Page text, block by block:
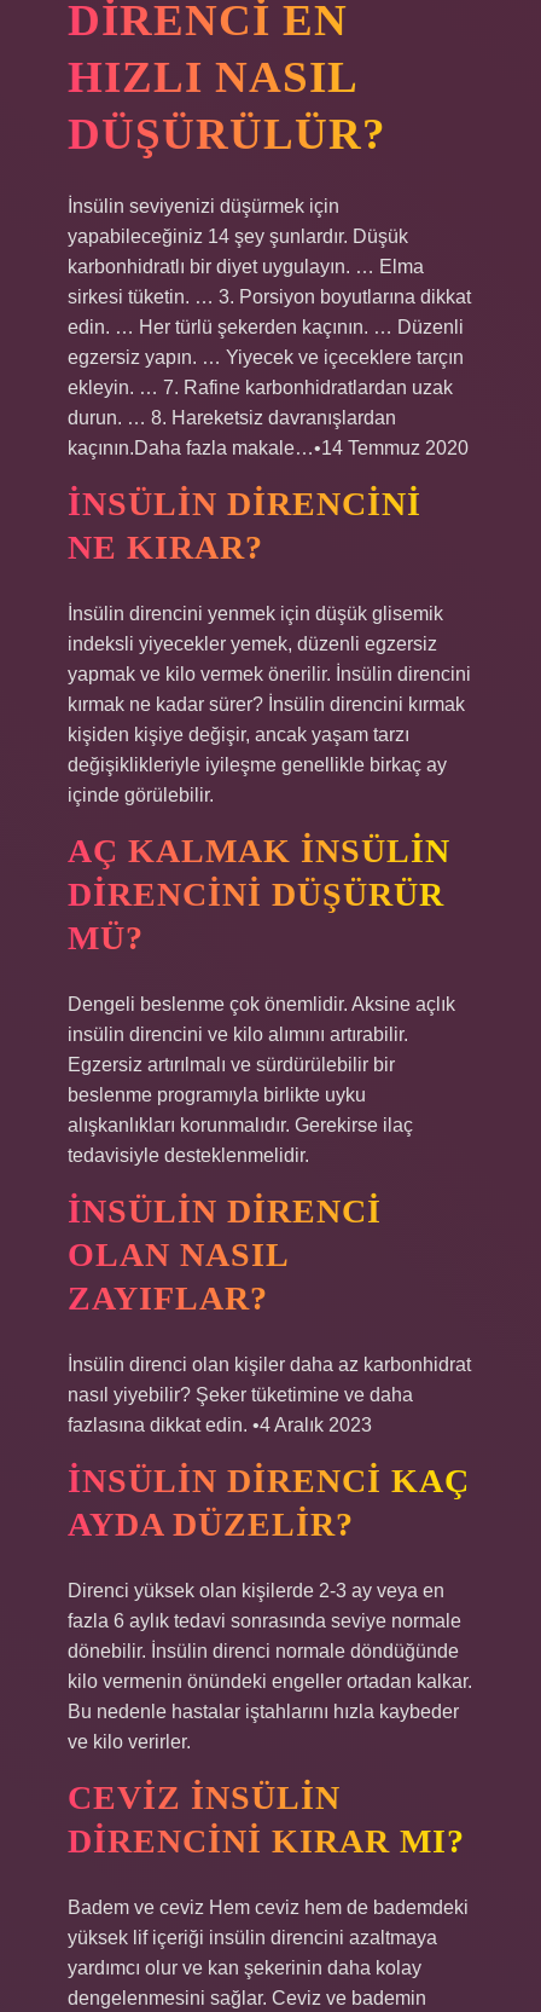
DIRENCI EN
HIZLI NASIL
DÜŞÜRÜLÜR?
İnsülin seviyenizi düşürmek için
yapabileceğiniz 14 şey şunlardır. Düşük
karbonhidratlı bir diyet uygulayın. … Elma
sirkesi tüketin. … 3. Porsiyon boyutlarına dikkat
edin. … Her türlü şekerden kaçının. … Düzenli
egzersiz yapın. … Yiyecek ve içeceklere tarçın
ekleyin. … 7. Rafine karbonhidratlardan uzak
durun. … 8. Hareketsiz davranışlardan
kaçının.Daha fazla makale…•14 Temmuz 2020
İNSÜLIN DIRENCINI
NE KIRAR?
İnsülin direncini yenmek için düşük glisemik
indeksli yiyecekler yemek, düzenli egzersiz
yapmak ve kilo vermek önerilir. İnsülin direncini
kırmak ne kadar sürer? İnsülin direncini kırmak
kişiden kişiye değişir, ancak yaşam tarzı
değişiklikleriyle iyileşme genellikle birkaç ay
içinde görülebilir.
AÇ KALMAK INSÜLIN
DIRENCINI DÜŞÜRÜR
MÜ?
Dengeli beslenme çok önemlidir. Aksine açlık
insülin direncini ve kilo alımını artırabilir.
Egzersiz artırılmalı ve sürdürülebilir bir
beslenme programıyla birlikte uyku
alışkanlıkları korunmalıdır. Gerekirse ilaç
tedavisiyle desteklenmelidir.
İNSÜLIN DIRENCI
OLAN NASIL
ZAYIFLAR?
İnsülin direnci olan kişiler daha az karbonhidrat
nasıl yiyebilir? Şeker tüketimine ve daha
fazlasına dikkat edin. •4 Aralık 2023
İNSÜLIN DIRENCI KAÇ
AYDA DÜZELIR?
Direnci yüksek olan kişilerde 2-3 ay veya en
fazla 6 aylık tedavi sonrasında seviye normale
dönebilir. İnsülin direnci normale döndüğünde
kilo vermenin önündeki engeller ortadan kalkar.
Bu nedenle hastalar iştahlarını hızla kaybeder
ve kilo verirler.
CEVIZ INSÜLIN
DIRENCINI KIRAR MI?
Badem ve ceviz Hem ceviz hem de bademdeki
yüksek lif içeriği insülin direncini azaltmaya
yardımcı olur ve kan şekerinin daha kolay
dengelenmesini sağlar. Ceviz ve bademin